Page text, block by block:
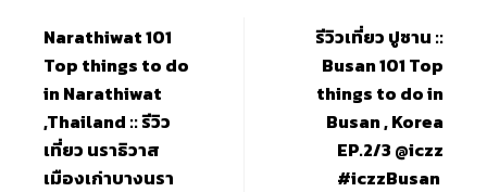
Narathiwat 101
Top things to do
in Narathiwat
,Thailand :: รีวิว
เที่ยว นราธิวาส
เมืองเก่าบางนรา
รีวิวเที่ยว ปูซาน ::
Busan 101 Top
things to do in
Busan , Korea
EP.2/3 @iczz
#iczzBusan